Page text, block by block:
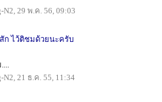
N2, 29 พ.ค. 56, 09:03
ก ไว้ติชมด้วยนะครับ
N2, 21 ธ.ค. 55, 11:34